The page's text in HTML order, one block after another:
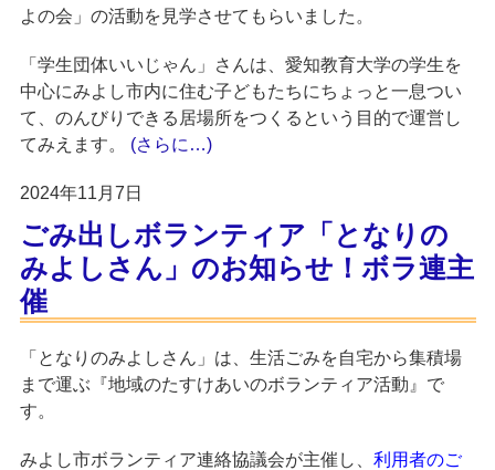
よの会」の活動を見学させてもらいました。
「学生団体いいじゃん」さんは、愛知教育大学の学生を
中心にみよし市内に住む子どもたちにちょっと一息つい
て、のんびりできる居場所をつくるという目的で運営し
てみえます。 (さらに…)
2024年11月7日
ごみ出しボランティア「となりの
みよしさん」のお知らせ！ボラ連主
催
「となりのみよしさん」は、生活ごみを自宅から集積場
まで運ぶ『地域のたすけあいのボランティア活動』で
す。
みよし市ボランティア連絡協議会が主催し、 利用者のご